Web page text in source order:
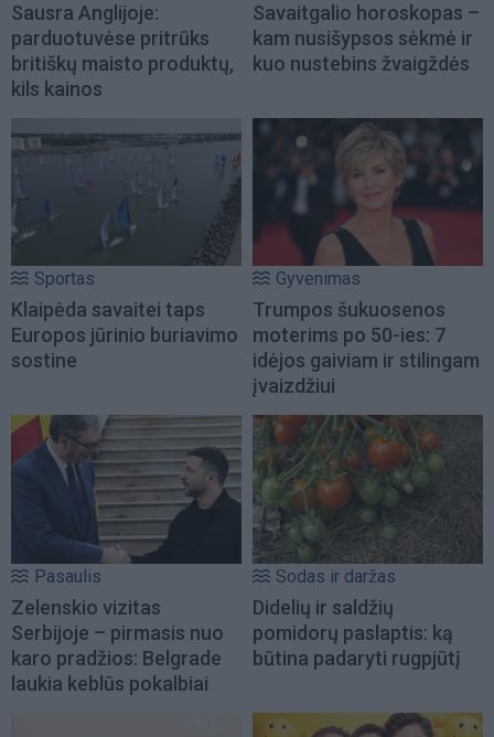
Sausra Anglijoje:
parduotuvėse pritrūks
britiškų maisto produktų,
kils kainos
Savaitgalio horoskopas –
kam nusišypsos sėkmė ir
kuo nustebins žvaigždės
Sportas
Klaipėda savaitei taps
Europos jūrinio buriavimo
sostine
Gyvenimas
Trumpos šukuosenos
moterims po 50-ies: 7
idėjos gaiviam ir stilingam
įvaizdžiui
Pasaulis
Zelenskio vizitas
Serbijoje – pirmasis nuo
karo pradžios: Belgrade
laukia keblūs pokalbiai
Sodas ir daržas
Didelių ir saldžių
pomidorų paslaptis: ką
būtina padaryti rugpjūtį